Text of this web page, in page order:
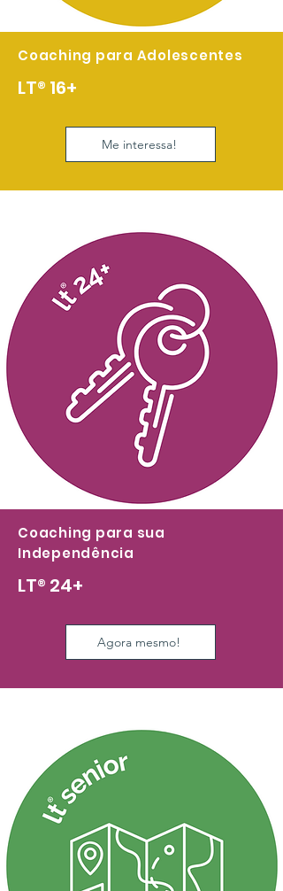
Coaching para Adolescentes
LT® 16+
Me interessa!
Coaching para sua
Independência
LT® 24+
Agora mesmo!